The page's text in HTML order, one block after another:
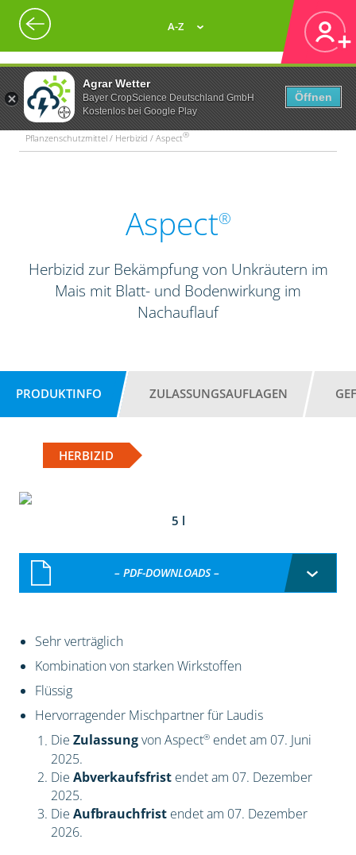
Agrar Wetter
Bayer CropScience Deutschland GmbH
Kostenlos bei Google Play
Öffnen
A-Z
Pflanzenschutzmittel / Herbizid / Aspect®
Aspect®
Herbizid zur Bekämpfung von Unkräutern im
Mais mit Blatt- und Bodenwirkung im
Nachauflauf
PRODUKTINFO ZULASSUNGSAUFLAGEN
HERBIZID
5 l
– PDF-DOWNLOADS –
Sehr verträglich
Kombination von starken Wirkstoffen
Flüssig
Hervorragender Mischpartner für Laudis
Die Zulassungvon Aspect®endet am 07. Juni
2025.
Die Abverkaufsfrist endet am 07. Dezember
2025.
Die Aufbrauchfrist endet am 07. Dezember
2026.